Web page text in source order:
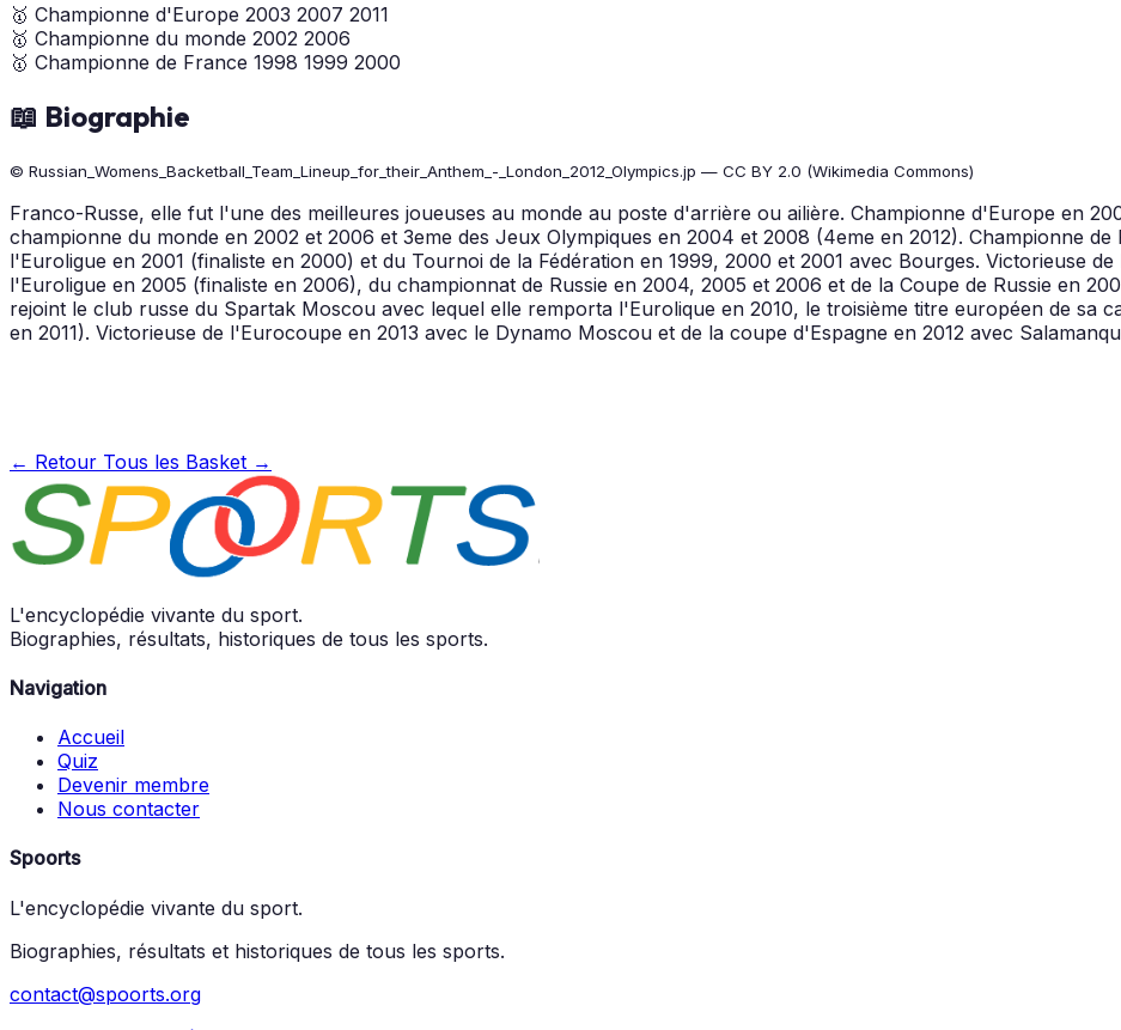
🥇 Championne d'Europe 2003 2007 2011
🥇 Championne du monde 2002 2006
🥇 Championne de France 1998 1999 2000
📖 Biographie
© Russian_Womens_Backetball_Team_Lineup_for_their_Anthem_-_London_2012_Olympics.jp — CC BY 2.0 (Wikimedia Commons)
Franco-Russe, elle fut l'une des meilleures joueuses au monde au poste d'arrière ou ailière. Championne d'Europe en
championne du monde en 2002 et 2006 et 3eme des Jeux Olympiques en 2004 et 2008 (4eme en 2012). Championne
l'Euroligue en 2001 (finaliste en 2000) et du Tournoi de la Fédération en 1999, 2000 et 2001 avec Bourges. Victorieuse
l'Euroligue en 2005 (finaliste en 2006), du championnat de Russie en 2004, 2005 et 2006 et de la Coupe de Russie en
rejoint le club russe du Spartak Moscou avec lequel elle remporta l'Eurolique en 2010, le troisième titre européen de sa
en 2011). Victorieuse de l'Eurocoupe en 2013 avec le Dynamo Moscou et de la coupe d'Espagne en 2012 avec
← Retour Tous les Basket →
L'encyclopédie vivante du sport.
Biographies, résultats, historiques de tous les sports.
Navigation
Accueil
Quiz
Devenir membre
Nous contacter
Spoorts
L'encyclopédie vivante du sport.
Biographies, résultats et historiques de tous les sports.
contact@spoorts.org